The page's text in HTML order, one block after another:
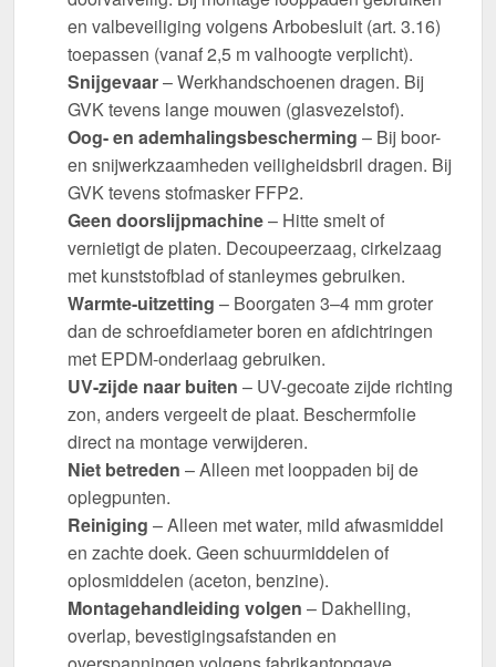
en valbeveiliging volgens Arbobesluit (art. 3.16)
toepassen (vanaf 2,5 m valhoogte verplicht).
Snijgevaar– Werkhandschoenen dragen. Bij
GVK tevens lange mouwen (glasvezelstof).
Oog- en ademhalingsbescherming – Bij boor-
en snijwerkzaamheden veiligheidsbril dragen. Bij
GVK tevens stofmasker FFP2.
Geen doorslijpmachine– Hitte smelt of
vernietigt de platen. Decoupeerzaag, cirkelzaag
met kunststofblad of stanleymes gebruiken.
Warmte-uitzetting – Boorgaten 3–4 mm groter
dan de schroefdiameter boren en afdichtringen
met EPDM-onderlaag gebruiken.
UV-zijde naar buiten – UV-gecoate zijde richting
zon, anders vergeelt de plaat. Beschermfolie
direct na montage verwijderen.
Niet betreden – Alleen met looppaden bij de
oplegpunten.
Reiniging – Alleen met water, mild afwasmiddel
en zachte doek. Geen schuurmiddelen of
oplosmiddelen (aceton, benzine).
Montagehandleiding volgen – Dakhelling,
overlap, bevestigingsafstanden en